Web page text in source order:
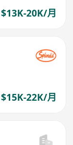
$13K-20K/月
$15K-22K/月